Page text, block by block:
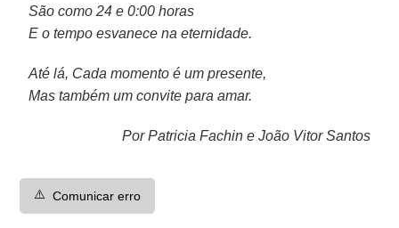
São como 24 e 0:00 horas
E o tempo esvanece na eternidade.
Até lá, Cada momento é um presente,
Mas também um convite para amar.
Por Patricia Fachin e João Vitor Santos
⚠️ Comunicar erro